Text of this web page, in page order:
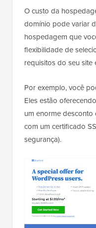
O custo da
domínio pode variar
hospedagem que
flexibilidade de
requisitos do seu site
Por exemplo, você
Eles estão
um enorme
com um certificado
segurança).